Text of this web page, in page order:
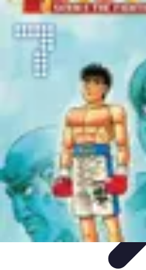
Coaching Training
Évaluation et Méthodes
Coaching
CoachingCoaching Personnel
Coaching Training